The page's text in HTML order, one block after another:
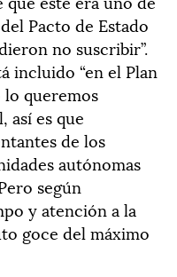
Pacto de Estado
no suscribir”.
incluido “en el Plan
lo queremos
así es que
de los
autónomas
según
y atención a la
goce del máximo